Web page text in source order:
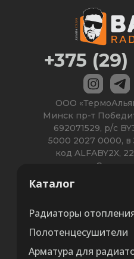
Каталог
Радиаторы
Полотенцесушители
Арматура для